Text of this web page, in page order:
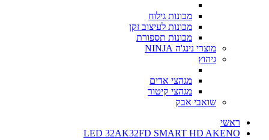
מכונות גילוח
מכונות לעיצוב זקן
מכונות תספורת
מוצרי נינג'ה NINJA
גיהוץ
מגהצי אדים
מגהצי קיטור
שואבי אבק
ראשי
LED 32AK32FD SMART HD AKENO